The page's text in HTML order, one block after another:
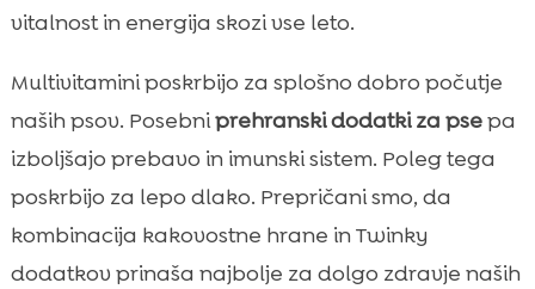
vitalnost in energija skozi vse leto.
Multivitamini poskrbijo za splošno dobro počutje
naših psov. Posebniprehranski dodatki za psepa
izboljšajo prebavo in imunski sistem. Poleg tega
poskrbijo za lepo dlako. Prepričani smo, da
kombinacija kakovostne hrane in Twinky
dodatkov prinaša najbolje za dolgo zdravje naših